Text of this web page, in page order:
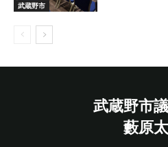
武蔵野市
武蔵野市
藪原